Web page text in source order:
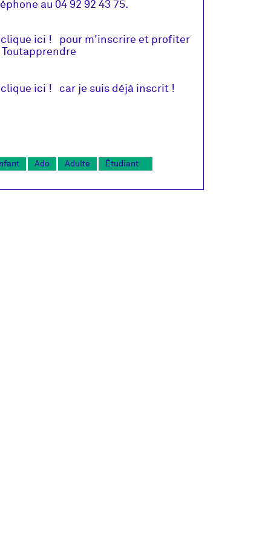
au 04 92 92 43 75.
clique ici ! pour m'inscrire et profiter
Toutapprendre
ici ! car je suis déjà inscrit !
Ado Adulte Étudiant